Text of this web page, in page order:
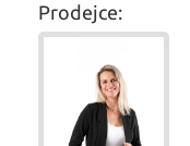
Prodejce: